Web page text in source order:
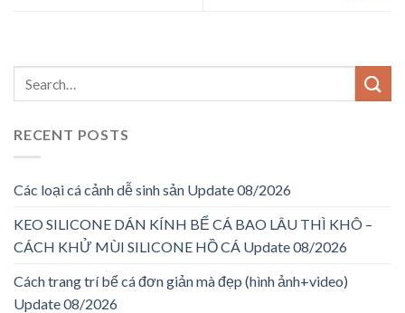
RECENT POSTS
Các loại cá cảnh dễ sinh sản Update 08/2026
KEO SILICONE DÁN KÍNH BỂ CÁ BAO LÂU THÌ KHÔ –
CÁCH KHỬ MÙI SILICONE HỒ CÁ Update 08/2026
Cách trang trí bể cá đơn giản mà đẹp (hình ảnh+video)
Update 08/2026